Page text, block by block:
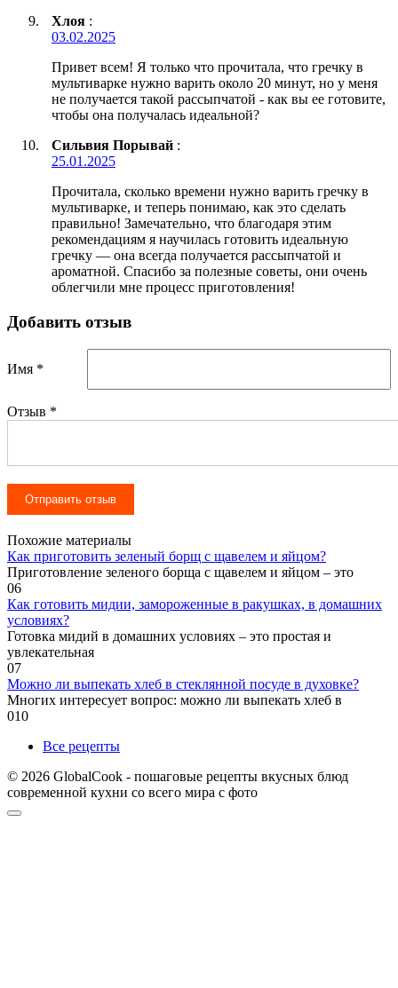
Хлоя :
03.02.2025
Привет всем! Я только что прочитала, что гречку в
мультиварке нужно варить около 20 минут, но у меня
не получается такой рассыпчатой - как вы ее готовите,
чтобы она получалась идеальной?
Сильвия Порывай :
25.01.2025
Прочитала, сколько времени нужно варить гречку в
мультиварке, и теперь понимаю, как это сделать
правильно! Замечательно, что благодаря этим
рекомендациям я научилась готовить идеальную
гречку — она всегда получается рассыпчатой и
ароматной. Спасибо за полезные советы, они очень
облегчили мне процесс приготовления!
Добавить отзыв
Имя *
Отзыв *
Похожие материалы
Как приготовить зеленый борщ с щавелем и яйцом?
Приготовление зеленого борща с щавелем и яйцом – это
06
Как готовить мидии, замороженные в ракушках, в домашних
условиях?
Готовка мидий в домашних условиях – это простая и
увлекательная
07
Можно ли выпекать хлеб в стеклянной посуде в духовке?
Многих интересует вопрос: можно ли выпекать хлеб в
010
Все рецепты
© 2026 GlobalCook - пошаговые рецепты вкусных блюд
современной кухни со всего мира с фото